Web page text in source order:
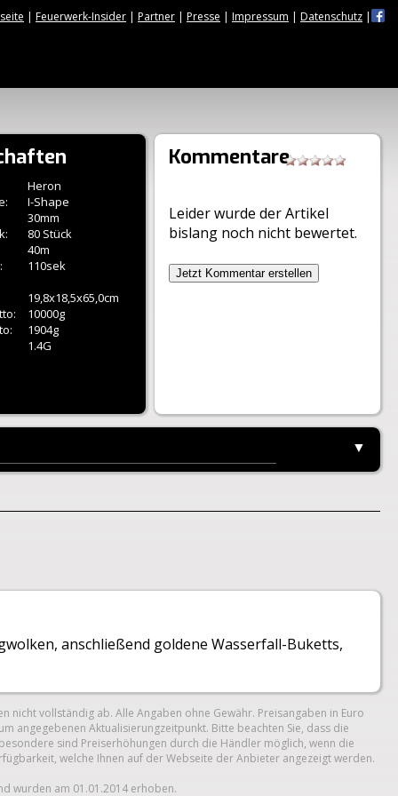
| Feuerwerk-Insider | Partner | Presse | Impressum | Datenschutz |
Heron
I-Shape
30mm
80 Stück
40m
110sek
19,8x18,5x65,0cm
10000g
1904g
1.4G
Kommentare
Leider wurde der Artikel
bislang noch nicht bewertet.
Jetzt Kommentar erstellen
▼
anschließend goldene Wasserfall-Buketts,
vollständig ab. Alle Angaben ohne Gewähr. Preisangaben in Euro
angegebenen Aktualisierungzeitpunkt. Bitte beachten Sie, dass die
sind Preiserhöhungen durch die Händler möglich, wenn die
welche Ihnen auf der Webseite der Anbieter angezeigt werden.
wurden am 01.01.2014 erhoben.